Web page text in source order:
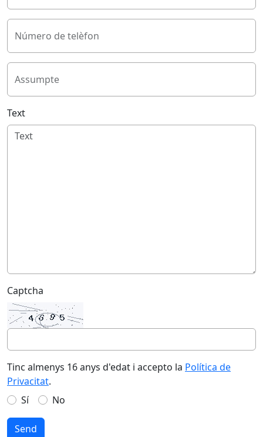
Número de telèfon
Assumpte
Text
Captcha
Tinc almenys 16 anys d'edat i accepto la Política de
Privacitat.
Sí
No
Send